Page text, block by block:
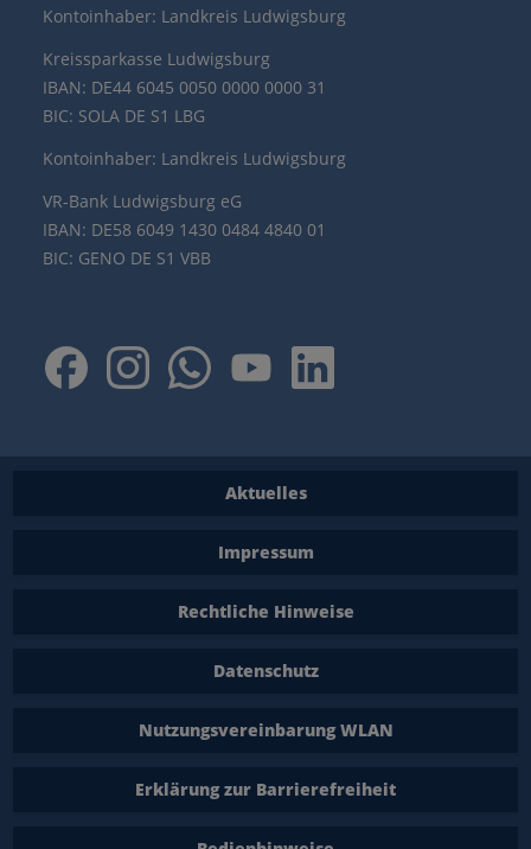
Kontoinhaber: Landkreis Ludwigsburg
Kreissparkasse Ludwigsburg
IBAN: DE44 6045 0050 0000 0000 31
BIC: SOLA DE S1 LBG
Kontoinhaber: Landkreis Ludwigsburg
VR-Bank Ludwigsburg eG
IBAN: DE58 6049 1430 0484 4840 01
BIC: GENO DE S1 VBB
Aktuelles
Impressum
Rechtliche Hinweise
Datenschutz
Nutzungsvereinbarung WLAN
Erklärung zur Barrierefreiheit